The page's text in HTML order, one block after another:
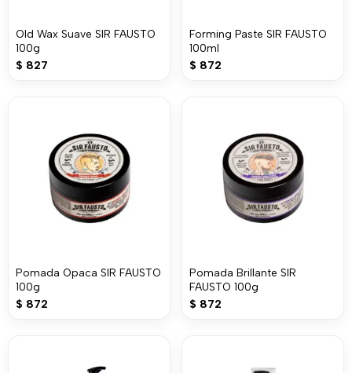
Old Wax Suave SIR FAUSTO
100g
$ 827
Forming Paste SIR FAUSTO
100ml
$ 872
Pomada Opaca SIR FAUSTO
100g
$ 872
Pomada Brillante SIR
FAUSTO 100g
$ 872